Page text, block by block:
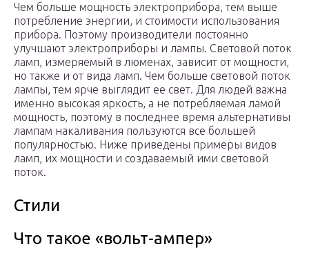
Чем больше мощность электроприбора, тем выше
потребление энергии, и стоимости использования
прибора. Поэтому производители постоянно
улучшают электроприборы и лампы. Световой поток
ламп, измеряемый в люменах, зависит от мощности,
но также и от вида ламп. Чем больше световой поток
лампы, тем ярче выглядит ее свет. Для людей важна
именно высокая яркость, а не потребляемая ламой
мощность, поэтому в последнее время альтернативы
лампам накаливания пользуются все большей
популярностью. Ниже приведены примеры видов
ламп, их мощности и создаваемый ими световой
поток.
Стили
Что такое «вольт-ампер»